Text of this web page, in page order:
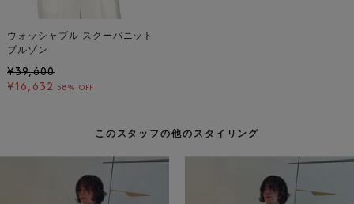
ウォッシャブル スクーバニット
ブルゾン
¥39,600
¥16,632
58% OFF
このスタッフの他のスタイリング